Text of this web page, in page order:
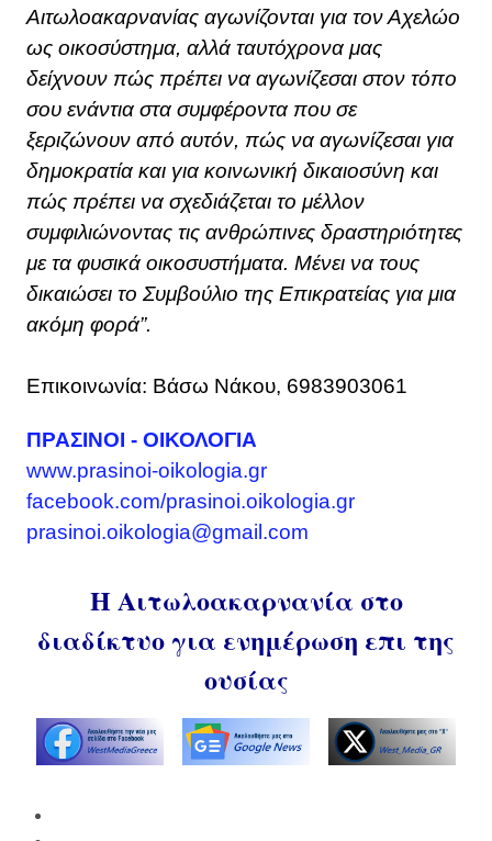
Αιτωλοακαρνανίας αγωνίζονται για τον Αχελώο
ως οικοσύστημα, αλλά ταυτόχρονα μας
δείχνουν πώς πρέπει να αγωνίζεσαι στον τόπο
σου ενάντια στα συμφέροντα που σε
ξεριζώνουν από αυτόν, πώς να αγωνίζεσαι για
δημοκρατία και για κοινωνική δικαιοσύνη και
πώς πρέπει να σχεδιάζεται το μέλλον
συμφιλιώνοντας τις ανθρώπινες δραστηριότητες
με τα φυσικά οικοσυστήματα. Μένει να τους
δικαιώσει το Συμβούλιο της Επικρατείας για μια
ακόμη φορά”.
Επικοινωνία: Βάσω Νάκου, 6983903061
ΠΡΑΣΙΝΟΙ - ΟΙΚΟΛΟΓΙΑ
www.prasinoi-oikologia.gr
facebook.com/prasinoi.oikologia.gr
prasinoi.oikologia@gmail.com
Η Αιτωλοακαρνανία στο
διαδίκτυο για ενημέρωση επι της
ουσίας